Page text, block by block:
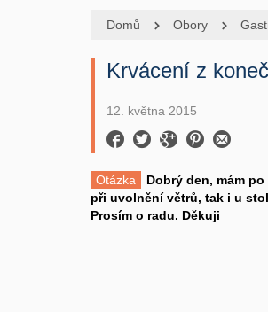
Domů Obory
Krvácení z
12. května 2015
Otázka
Dobrý den, mám
při uvolnění větrů, tak i u
Prosím o radu. Děkuji